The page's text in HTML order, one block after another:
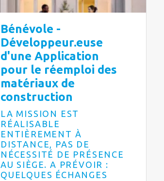
Bénévole -
Développeur.euse
d'une Application
pour le réemploi des
matériaux de
construction
LA MISSION EST
RÉALISABLE
ENTIÈREMENT À
DISTANCE, PAS DE
NÉCESSITÉ DE PRÉSENCE
AU SIÈGE. A PRÉVOIR :
QUELQUES ÉCHANGES